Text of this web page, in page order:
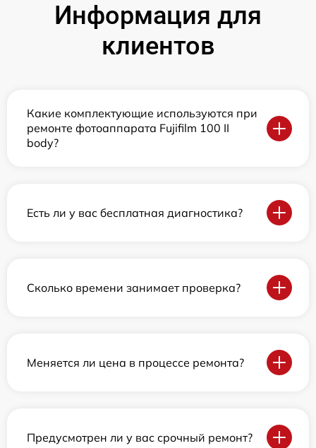
Информация для
клиентов
Какие комплектующие используются при
ремонте фотоаппарата Fujifilm 100 II
body?
Есть ли у вас бесплатная диагностика?
Сколько времени занимает проверка?
Меняется ли цена в процессе ремонта?
Предусмотрен ли у вас срочный ремонт?